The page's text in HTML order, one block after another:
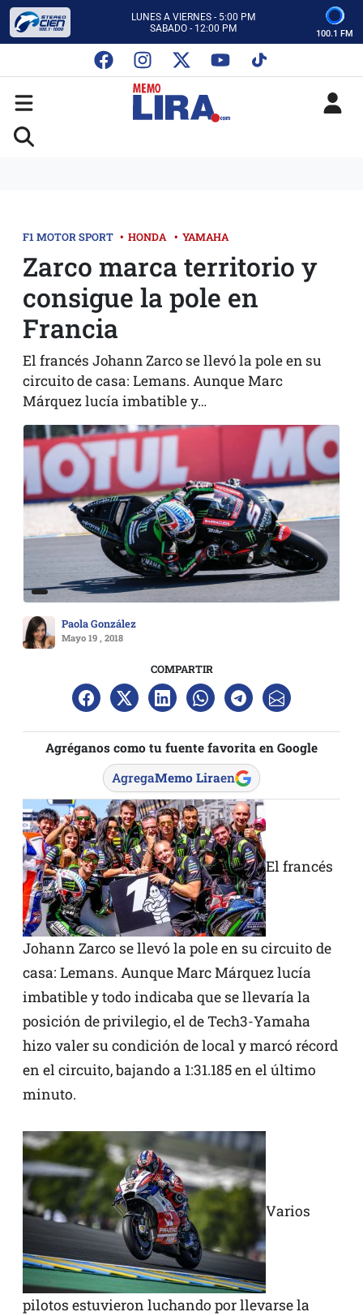
LUNES A VIERNES - 5:00 PM
SABADO - 12:00 PM
CON MEMO LIRA Y SU EQUIPO
LUNES A VIERNES - 5:00 PM
SABADO - 12:00 PM
100.1 FM
F1 MOTOR SPORT • HONDA • YAMAHA
Zarco marca territorio y
consigue la pole en
Francia
El francés Johann Zarco se llevó la pole en su
circuito de casa: Lemans. Aunque Marc
Márquez lucía imbatible y…
Paola González
Mayo 19 , 2018
COMPARTIR
Agréganos como tu fuente favorita en Google
AgregaMemo Liraen
El francés
Johann Zarco se llevó la pole en su circuito de
casa: Lemans. Aunque Marc Márquez lucía
imbatible y todo indicaba que se llevaría la
posición de privilegio, el de Tech3-Yamaha
hizo valer su condición de local y marcó récord
en el circuito, bajando a 1:31.185 en el último
minuto.
Varios
pilotos estuvieron luchando por llevarse la